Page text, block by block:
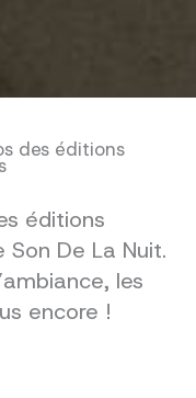
des éditions
éditions
De La Nuit.
les
encore !